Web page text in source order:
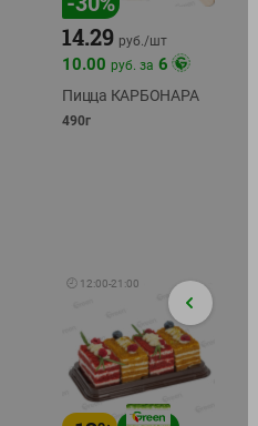
14.29 руб./шт
10.00 руб. за 6
Пицца КАРБОНАРА
490г
🕘 12:00-21:00